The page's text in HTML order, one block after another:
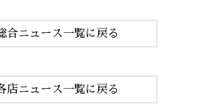
合ニュース一覧に戻る
店ニュース一覧に戻る